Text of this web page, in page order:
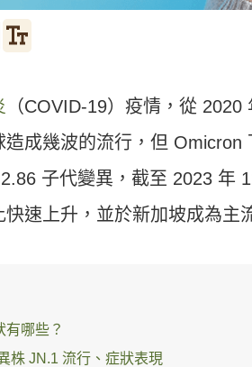
（COVID-19）疫情，從 2020
造成幾波的流行，但
子代變異，截至 2023 年
快速上升，並於新加坡成為主
有哪些？
株 JN.1 流行、症狀表現